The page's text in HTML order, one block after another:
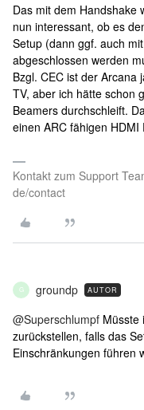
Das mit dem Handshake
nun interessant, ob es
Setup (dann ggf. auch
abgeschlossen werden
Bzgl. CEC ist der Arcana
TV, aber ich hätte schon
Beamers durchschleift.
einen ARC fähigen HDMI
Kontakt zum Support
de/contact
G groundp AUTOR
@Superschlumpf Müsste
zurückstellen, falls das
Einschränkungen führen